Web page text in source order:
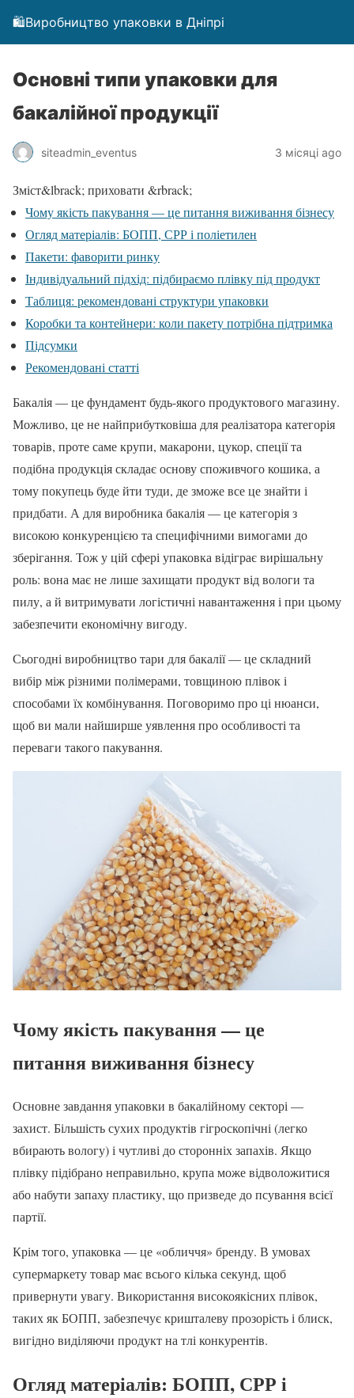
🛍️Виробництво упаковки в Дніпрі
Основні типи упаковки для
бакалійної продукції
siteadmin_eventus 3 місяці ago
Зміст&lbrack; приховати &rbrack;
Чому якість пакування — це питання виживання бізнесу
Огляд матеріалів: БОПП, СРР і поліетилен
Пакети: фаворити ринку
Індивідуальний підхід: підбираємо плівку під продукт
Таблиця: рекомендовані структури упаковки
Коробки та контейнери: коли пакету потрібна підтримка
Підсумки
Рекомендовані статті
Бакалія — це фундамент будь-якого продуктового магазину.
Можливо, це не найприбутковіша для реалізатора категорія
товарів, проте саме крупи, макарони, цукор, спеції та
подібна продукція складає основу споживчого кошика, а
тому покупець буде йти туди, де зможе все це знайти і
придбати. А для виробника бакалія — це категорія з
високою конкуренцією та специфічними вимогами до
зберігання. Тож у цій сфері упаковка відіграє вирішальну
роль: вона має не лише захищати продукт від вологи та
пилу, а й витримувати логістичні навантаження і при цьому
забезпечити економічну вигоду.
Сьогодні виробництво тари для бакалії — це складний
вибір між різними полімерами, товщиною плівок і
способами їх комбінування. Поговоримо про ці нюанси,
щоб ви мали найширше уявлення про особливості та
переваги такого пакування.
Чому якість пакування — це
питання виживання бізнесу
Основне завдання упаковки в бакалійному секторі —
захист. Більшість сухих продуктів гігроскопічні (легко
вбирають вологу) і чутливі до сторонніх запахів. Якщо
плівку підібрано неправильно, крупа може відволожитися
або набути запаху пластику, що призведе до псування всієї
партії.
Крім того, упаковка — це «обличчя» бренду. В умовах
супермаркету товар має всього кілька секунд, щоб
привернути увагу. Використання високоякісних плівок,
таких як БОПП, забезпечує кришталеву прозорість і блиск,
вигідно виділяючи продукт на тлі конкурентів.
Огляд матеріалів: БОПП, СРР і